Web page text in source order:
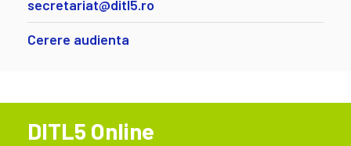
secretariat@ditl5.ro
Cerere audienta
DITL5 Online